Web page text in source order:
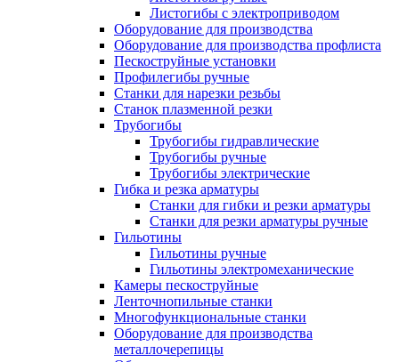
Листогибы с электроприводом
Оборудование для производства
Оборудование для производства профлиста
Пескоструйные установки
Профилегибы ручные
Станки для нарезки резьбы
Станок плазменной резки
Трубогибы
Трубогибы гидравлические
Трубогибы ручные
Трубогибы электрические
Гибка и резка арматуры
Станки для гибки и резки арматуры
Станки для резки арматуры ручные
Гильотины
Гильотины ручные
Гильотины электромеханические
Камеры пескоструйные
Ленточнопильные станки
Многофункциональные станки
Оборудование для производства
металлочерепицы